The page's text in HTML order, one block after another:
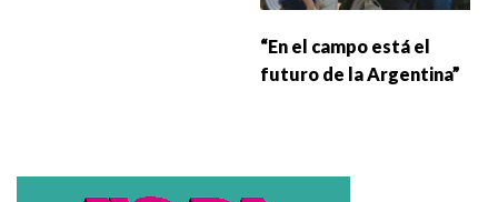
“En el campo está el
futuro de la Argentina”